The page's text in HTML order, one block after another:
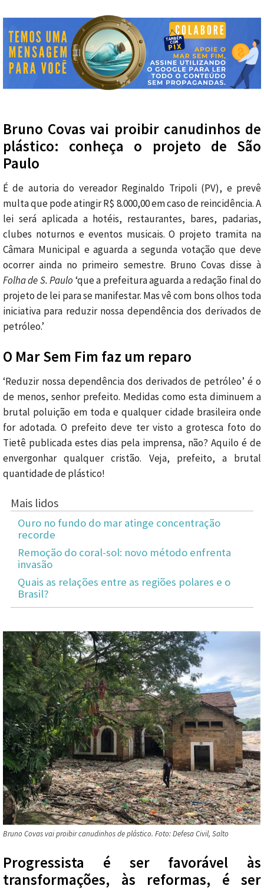
Bruno Covas vai proibir canudinhos de
plástico: conheça o projeto de São
Paulo
É de autoria do vereador Reginaldo Tripoli (PV), e prevê
multa que pode atingir R$ 8.000,00 em caso de reincidência. A
lei será aplicada a hotéis, restaurantes, bares, padarias,
clubes noturnos e eventos musicais. O projeto tramita na
Câmara Municipal e aguarda a segunda votação que deve
ocorrer ainda no primeiro semestre. Bruno Covas disse à
Folha de S. Paulo ‘que a prefeitura aguarda a redação final do
projeto de lei para se manifestar. Mas vê com bons olhos toda
iniciativa para reduzir nossa dependência dos derivados de
petróleo.’
O Mar Sem Fim faz um reparo
‘Reduzir nossa dependência dos derivados de petróleo’ é o
de menos, senhor prefeito. Medidas como esta diminuem a
brutal poluição em toda e qualquer cidade brasileira onde
for adotada. O prefeito deve ter visto a grotesca foto do
Tietê publicada estes dias pela imprensa, não? Aquilo é de
envergonhar qualquer cristão. Veja, prefeito, a brutal
quantidade de plástico!
Mais lidos
Ouro no fundo do mar atinge concentração
recorde
Remoção do coral-sol: novo método enfrenta
invasão
Quais as relações entre as regiões polares e o
Brasil?
Bruno Covas vai proibir canudinhos de plástico. Foto: Defesa Civil, Salto
Progressista é ser favorável às
transformações, às reformas, é ser